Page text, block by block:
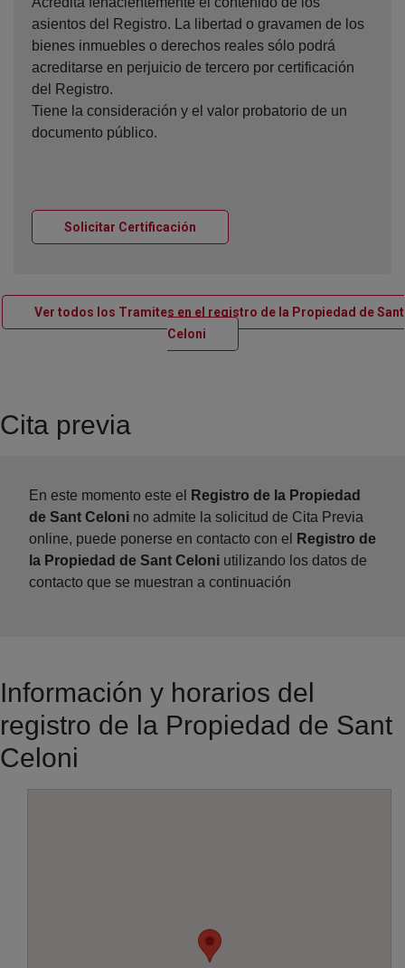
asientos del Registro. La libertad o gravamen de los
bienes inmuebles o derechos reales sólo podrá
acreditarse en perjuicio de tercero por certificación
del Registro.
Tiene la consideración y el valor probatorio de un
documento público.
Solicitar Certificación
Ver todos los Tramites en el registro de la Propiedad de Sant
CeloniVentana nueva
Cita previa
En este momento este el
Registro de la Propiedad
de Sant Celoni no admite la solicitud de Cita Previa
online, puede ponerse en contacto con el
Registro de
la Propiedad de Sant Celoni utilizando los datos de
contacto que se muestran a continuación
Información y horarios del
registro de la Propiedad de Sant
Celoni